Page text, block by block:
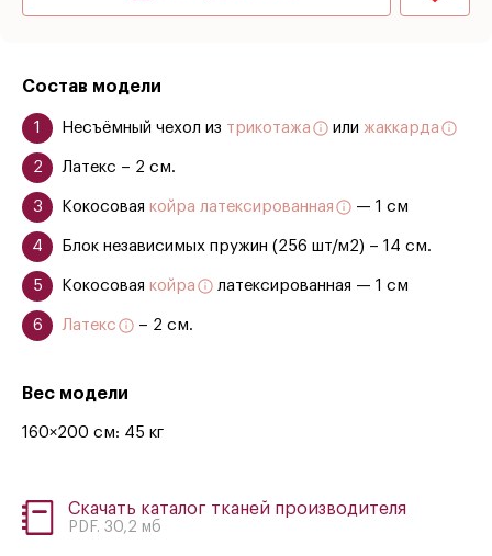
Состав модели
Несъёмный чехол из трикотажа или жаккарда
Латекс – 2 см.
Кокосовая койра латексированная — 1 см
Блок независимых пружин (256 шт/м2) – 14 см.
Кокосовая койра латексированная — 1 см
Латекс – 2 см.
Вес модели
160×200 см: 45 кг
Скачать каталог тканей производителя
PDF. 30,2 мб